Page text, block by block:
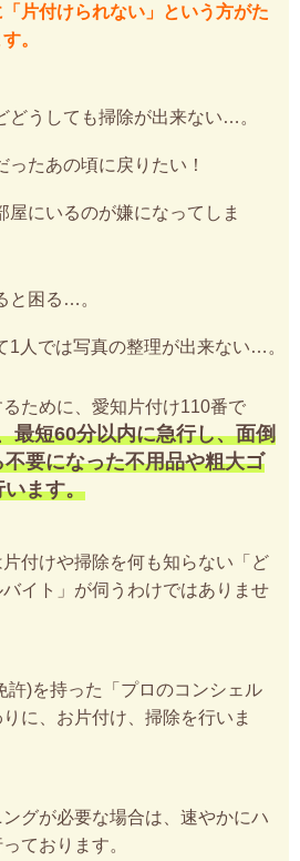
片付けられない」という方がた
。
どうしても掃除が出来ない…。
ったあの頃に戻りたい！
屋にいるのが嫌になってしま
と困る…。
1人では写真の整理が出来ない…。
ために、愛知片付け110番で
最短60分以内に急行し、面倒
要になった不用品や粗大ゴ
います。
付けや掃除を何も知らない「ど
イト」が伺うわけではありませ
許)を持った「プロのコンシェル
に、お片付け、掃除を行いま
グが必要な場合は、速やかにハ
ております。